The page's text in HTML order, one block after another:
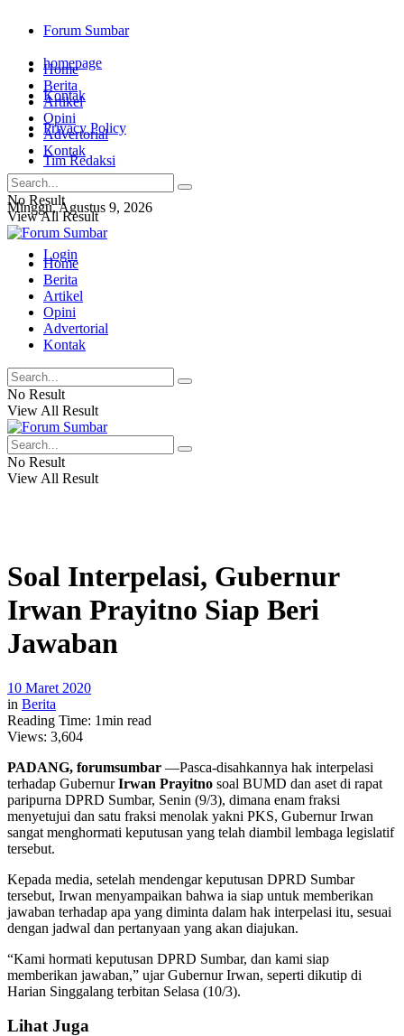
Forum Sumbar
homepage
Kontak
Privacy Policy
Tim Redaksi
Minggu, Agustus 9, 2026
Login
Home
Berita
Artikel
Opini
Advertorial
Kontak
No Result
View All Result
Home
Berita
Artikel
Opini
Advertorial
Kontak
No Result
View All Result
No Result
View All Result
Soal Interpelasi, Gubernur
Irwan Prayitno Siap Beri
Jawaban
10 Maret 2020
in Berita
Reading Time: 1min read
Views: 3,604
PADANG, forumsumbar —Pasca-disahkannya hak interpelasi
terhadap GubernurIrwan Prayitno soal BUMD dan aset di rapat
paripurna DPRD Sumbar, Senin (9/3), dimana enam fraksi
menyetujui dan satu fraksi menolak yakni PKS, Gubernur Irwan
sangat menghormati keputusan yang telah diambil lembaga legislatif
tersebut.
Kepada media, setelah mendengar keputusan DPRD Sumbar
tersebut, Irwan menyampaikan bahwa ia siap untuk memberikan
jawaban terhadap apa yang diminta dalam hak interpelasi itu, sesuai
dengan jadwal dan pertanyaan yang akan diajukan.
“Kami hormati keputusan DPRD Sumbar, dan kami siap
memberikan jawaban,” ujar Gubernur Irwan, seperti dikutip di
Harian Singgalang terbitan Selasa (10/3).
Lihat Juga